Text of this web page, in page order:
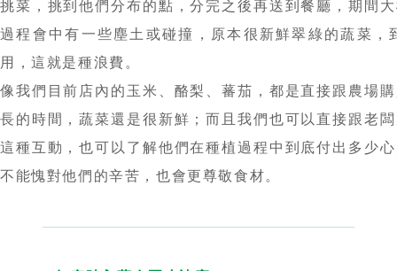
這種互動，也可以了解他們在種植過程中到底付出多少
不能愧對他們的辛苦，也會更尊敬食材。
▰無痛踏入蔬食圈小訣竅▰▱
╭先從早餐開始不吃肉